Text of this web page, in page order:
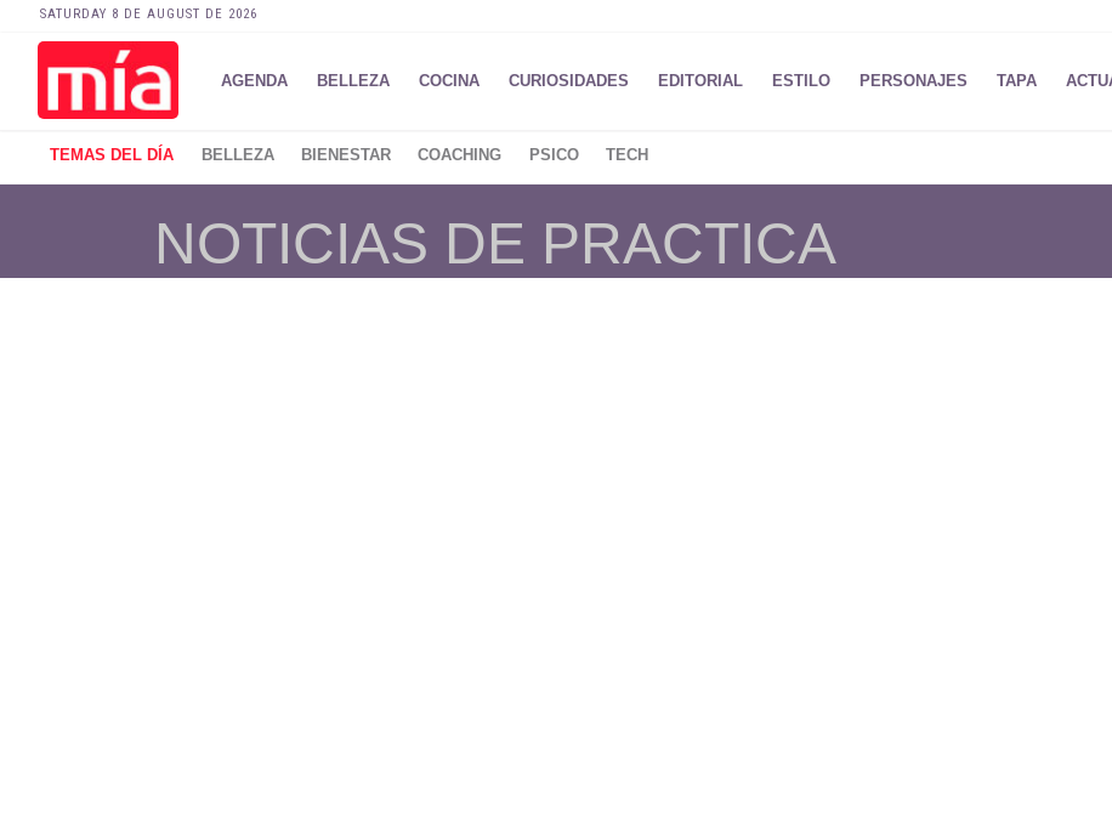
SATURDAY 8 DE AUGUST DE 2026
AGENDA BELLEZA COCINA CURIOSIDADES EDITORIAL ESTILO PERSONAJES TAPA
TEMAS DEL DÍA BELLEZA BIENESTAR COACHING PSICO TECH
NOTICIAS DE PRACTICA